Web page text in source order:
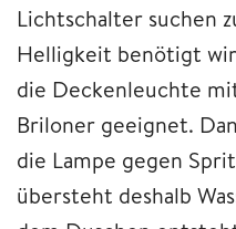
Lichtschalter suchen
Helligkeit benötigt
die Deckenleuchte
Briloner geeignet.
die Lampe gegen
übersteht deshalb